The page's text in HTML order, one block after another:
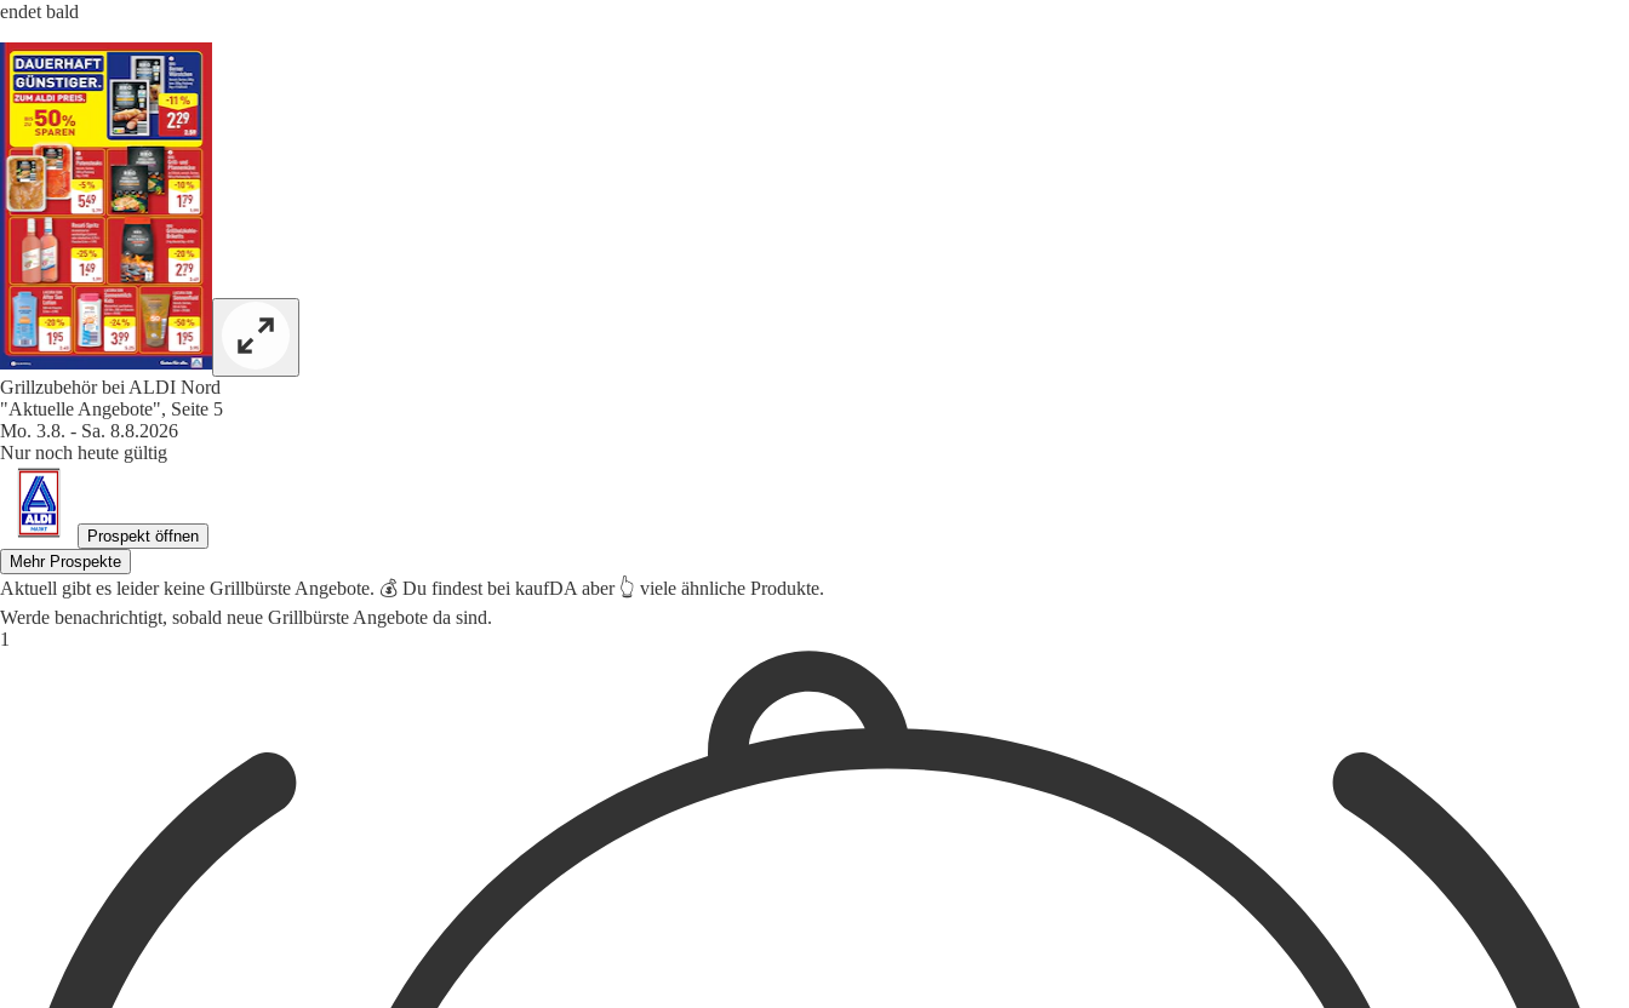
endet bald
Grillzubehör bei ALDI Nord
"Aktuelle Angebote", Seite 5
Mo. 3.8. - Sa. 8.8.2026
Nur noch heute gültig
Prospekt öffnen
Mehr Prospekte
Aktuell gibt es leider keine Grillbürste Angebote. 💰 Du findest bei kaufDA aber 👆 viele ähnliche Produkte.
Werde benachrichtigt, sobald neue Grillbürste Angebote da sind.